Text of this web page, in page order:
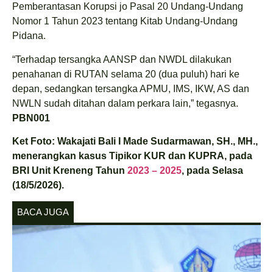
Pemberantasan Korupsi jo Pasal 20 Undang-Undang
Nomor 1 Tahun 2023 tentang Kitab Undang-Undang
Pidana.
“Terhadap tersangka AANSP dan NWDL dilakukan
penahanan di RUTAN selama 20 (dua puluh) hari ke
depan, sedangkan tersangka APMU, IMS, IKW, AS dan
NWLN sudah ditahan dalam perkara lain,” tegasnya.
PBN001
Ket Foto: Wakajati Bali I Made Sudarmawan, SH., MH.,
menerangkan kasus Tipikor KUR dan KUPRA, pada
BRI Unit Kreneng Tahun 2023 – 2025, pada Selasa
(18/5/2026).
BACA JUGA